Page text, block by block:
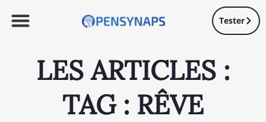
Tester
LES ARTICLES :
TAG : RÊVE